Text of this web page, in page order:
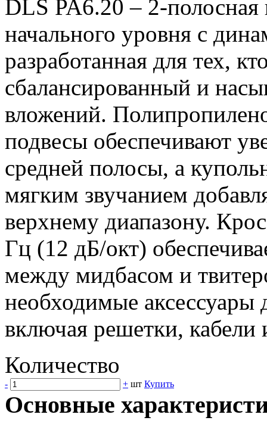
DLS PA6.20 – 2-полосная
начального уровня с
разработанная для тех,
сбалансированный и
вложений.
подвесы обеспечивают
средней полосы, а
мягким звучанием
верхнему диапазону.
Гц (12 дБ/окт)
между мидбасом и
необходимые аксессуары
включая решетки,
Количество
- + шт Купить
Основные